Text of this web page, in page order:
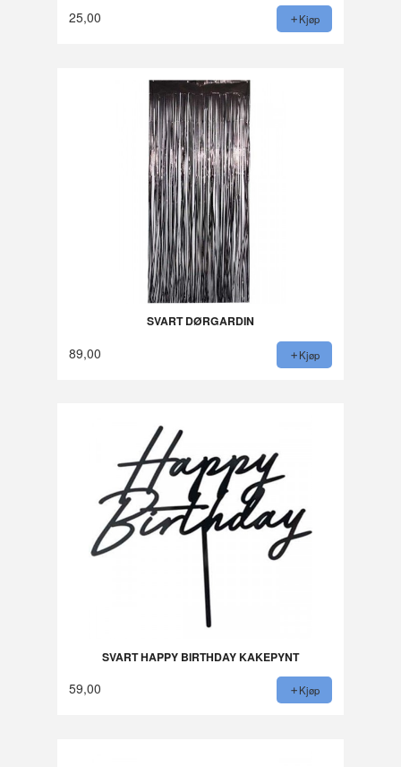
25,00 Kjøp
SVART DØRGARDIN
89,00 Kjøp
SVART HAPPY BIRTHDAY KAKEPYNT
59,00 Kjøp